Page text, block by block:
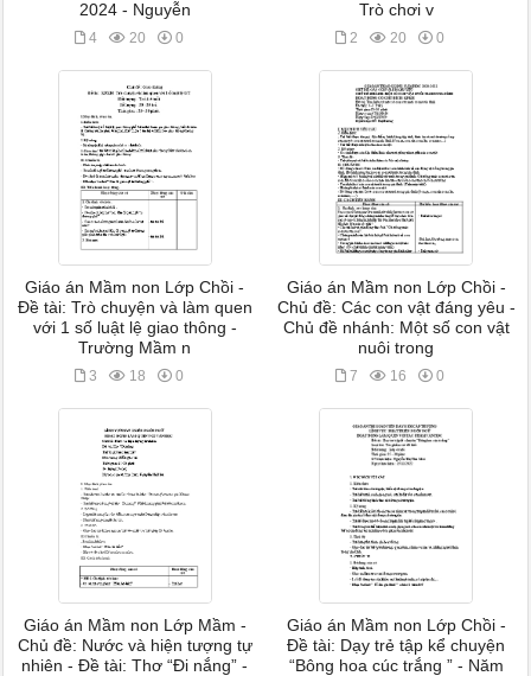
2024 - Nguyễn
4 20 0
Trò chơi v
2 20 0
Giáo án Mầm non Lớp Chồi -
Đề tài: Trò chuyện và làm quen
với 1 số luật lệ giao thông -
Trường Mầm n
3 18 0
Giáo án Mầm non Lớp Chồi -
Chủ đề: Các con vật đáng yêu -
Chủ đề nhánh: Một số con vật
nuôi trong
7 16 0
Giáo án Mầm non Lớp Mầm -
Chủ đề: Nước và hiện tượng tự
nhiên - Đề tài: Thơ “Đi nắng” -
Giáo án Mầm non Lớp Chồi -
Đề tài: Dạy trẻ tập kể chuyện
“Bông hoa cúc trắng ” - Năm